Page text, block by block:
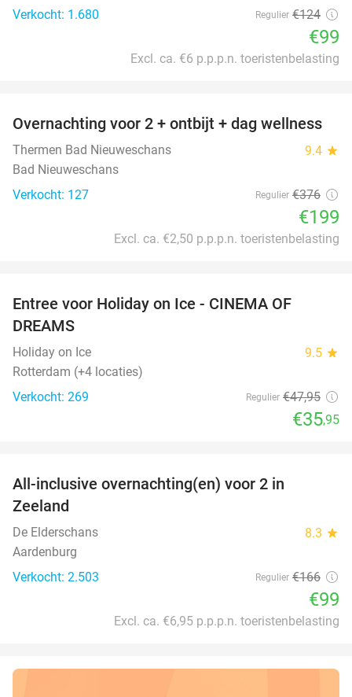
Verkocht: 1.680
Regulier €124
€99
Excl. ca. €6 p.p.p.n. toeristenbelasting
47%
Overnachting voor 2 + ontbijt + dag wellness
Thermen Bad Nieuweschans 9.4 star
Bad Nieuweschans
Verkocht: 127
Regulier €376
€199
Excl. ca. €2,50 p.p.p.n. toeristenbelasting
Entree voor Holiday on Ice - CINEMA OF
DREAMS
Holiday on Ice 9.5 star
Rotterdam (+4 locaties)
Verkocht: 269
Regulier €47,95
€35,95
All-inclusive overnachting(en) voor 2 in
Zeeland
De Elderschans 8.3 star
Aardenburg
Verkocht: 2.503
Regulier €166
€99
Excl. ca. €6,95 p.p.p.n. toeristenbelasting